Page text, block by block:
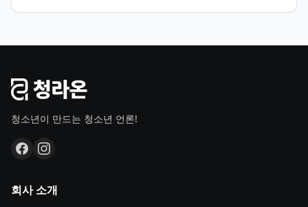
청소년이 만드는 청소년 언론!
회사 소개